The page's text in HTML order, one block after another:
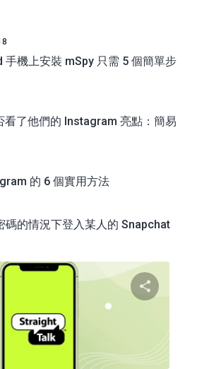
機上安裝 mSpy 只需 5 個簡單步
看了他們的 Instagram 亮點：簡易
的 6 個實用方法
碼的情況下登入某人的 Snapchat